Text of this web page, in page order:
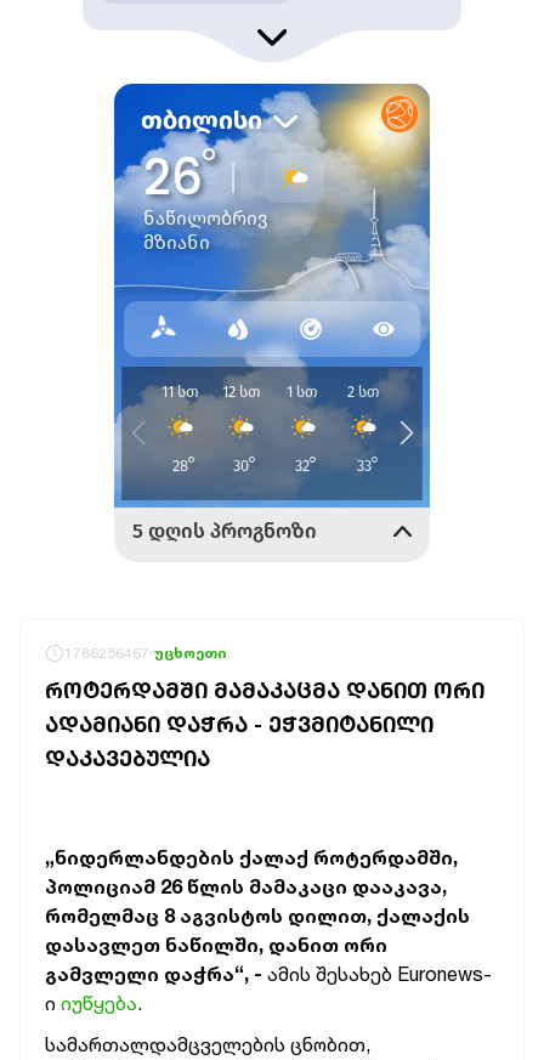
1786256467 უცხოეთი
ᲠᲝᲢᲔᲠᲓᲐᲛᲨᲘ ᲛᲐᲛᲐᲙᲐᲪᲛᲐ ᲓᲐᲜᲘᲗ ᲝᲠᲘ
ᲐᲓᲐᲛᲘᲐᲜᲘ ᲓᲐᲭᲠᲐ - ᲔᲭᲕᲛᲘᲢᲐᲜᲘᲚᲘ
ᲓᲐᲙᲐᲕᲔᲑᲣᲚᲘᲐ
„ნიდერლანდების ქალაქ როტერდამში,
პოლიციამ 26 წლის მამაკაცი დააკავა,
რომელმაც 8 აგვისტოს დილით, ქალაქის
დასავლეთ ნაწილში, დანით ორი
გამვლელი დაჭრა“, - ამის შესახებ Euronews-
ი იუწყება.
სამართალდამცველების ცნობით,